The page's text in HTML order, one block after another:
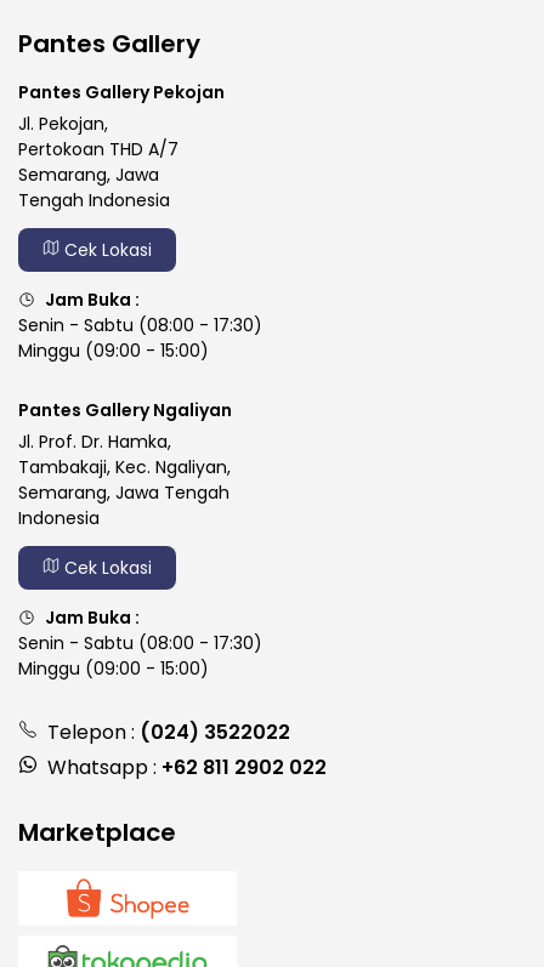
Pantes Gallery
Pantes Gallery Pekojan
Jl. Pekojan,
Pertokoan THD A/7
Semarang, Jawa
Tengah Indonesia
Cek Lokasi
Jam Buka :
Senin - Sabtu (08:00 - 17:30)
Minggu (09:00 - 15:00)
Pantes Gallery Ngaliyan
Jl. Prof. Dr. Hamka,
Tambakaji, Kec. Ngaliyan,
Semarang, Jawa Tengah
Indonesia
Cek Lokasi
Jam Buka :
Senin - Sabtu (08:00 - 17:30)
Minggu (09:00 - 15:00)
Telepon : (024) 3522022
Whatsapp : +62 811 2902 022
Marketplace